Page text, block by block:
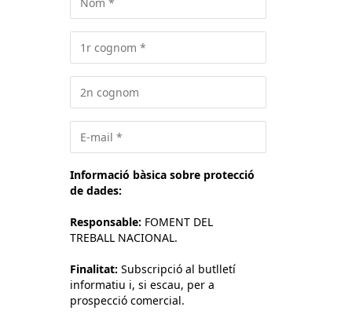
Informació bàsica sobre protecció
de dades:
Responsable: FOMENT DEL
TREBALL NACIONAL.
Finalitat: Subscripció al butlletí
informatiu i, si escau, per a
prospecció comercial.